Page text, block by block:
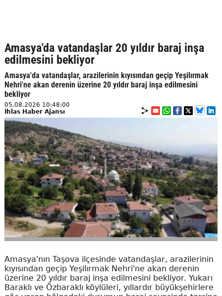
Amasya'da vatandaşlar 20 yıldır baraj inşa
edilmesini bekliyor
Amasya'da vatandaşlar, arazilerinin kıyısından geçip Yeşilırmak
Nehri'ne akan derenin üzerine 20 yıldır baraj inşa edilmesini
bekliyor
05.08.2026 10:48:00
İhlas Haber Ajansı
Amasya'nın Taşova ilçesinde vatandaşlar, arazilerinin
kıyısından geçip Yeşilırmak Nehri'ne akan derenin
üzerine 20 yıldır baraj inşa edilmesini bekliyor. Yukarı
Baraklı ve Özbaraklı köylüleri, yıllardır büyükşehirlere